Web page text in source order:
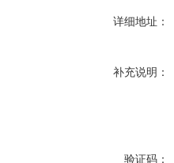
详细地址：
补充说明：
验证码：